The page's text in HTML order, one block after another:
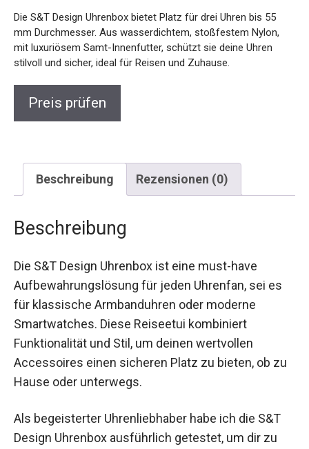
Die S&T Design Uhrenbox bietet Platz für drei Uhren bis 55
mm Durchmesser. Aus wasserdichtem, stoßfestem Nylon,
mit luxuriösem Samt-Innenfutter, schützt sie deine Uhren
stilvoll und sicher, ideal für Reisen und Zuhause.
Preis prüfen
Beschreibung Rezensionen (0)
Beschreibung
Die S&T Design Uhrenbox ist eine must-have
Aufbewahrungslösung für jeden Uhrenfan, sei es
für klassische Armbanduhren oder moderne
Smartwatches. Diese Reiseetui kombiniert
Funktionalität und Stil, um deinen wertvollen
Accessoires einen sicheren Platz zu bieten, ob zu
Hause oder unterwegs.
Als begeisterter Uhrenliebhaber habe ich die S&T
Design Uhrenbox ausführlich getestet, um dir zu